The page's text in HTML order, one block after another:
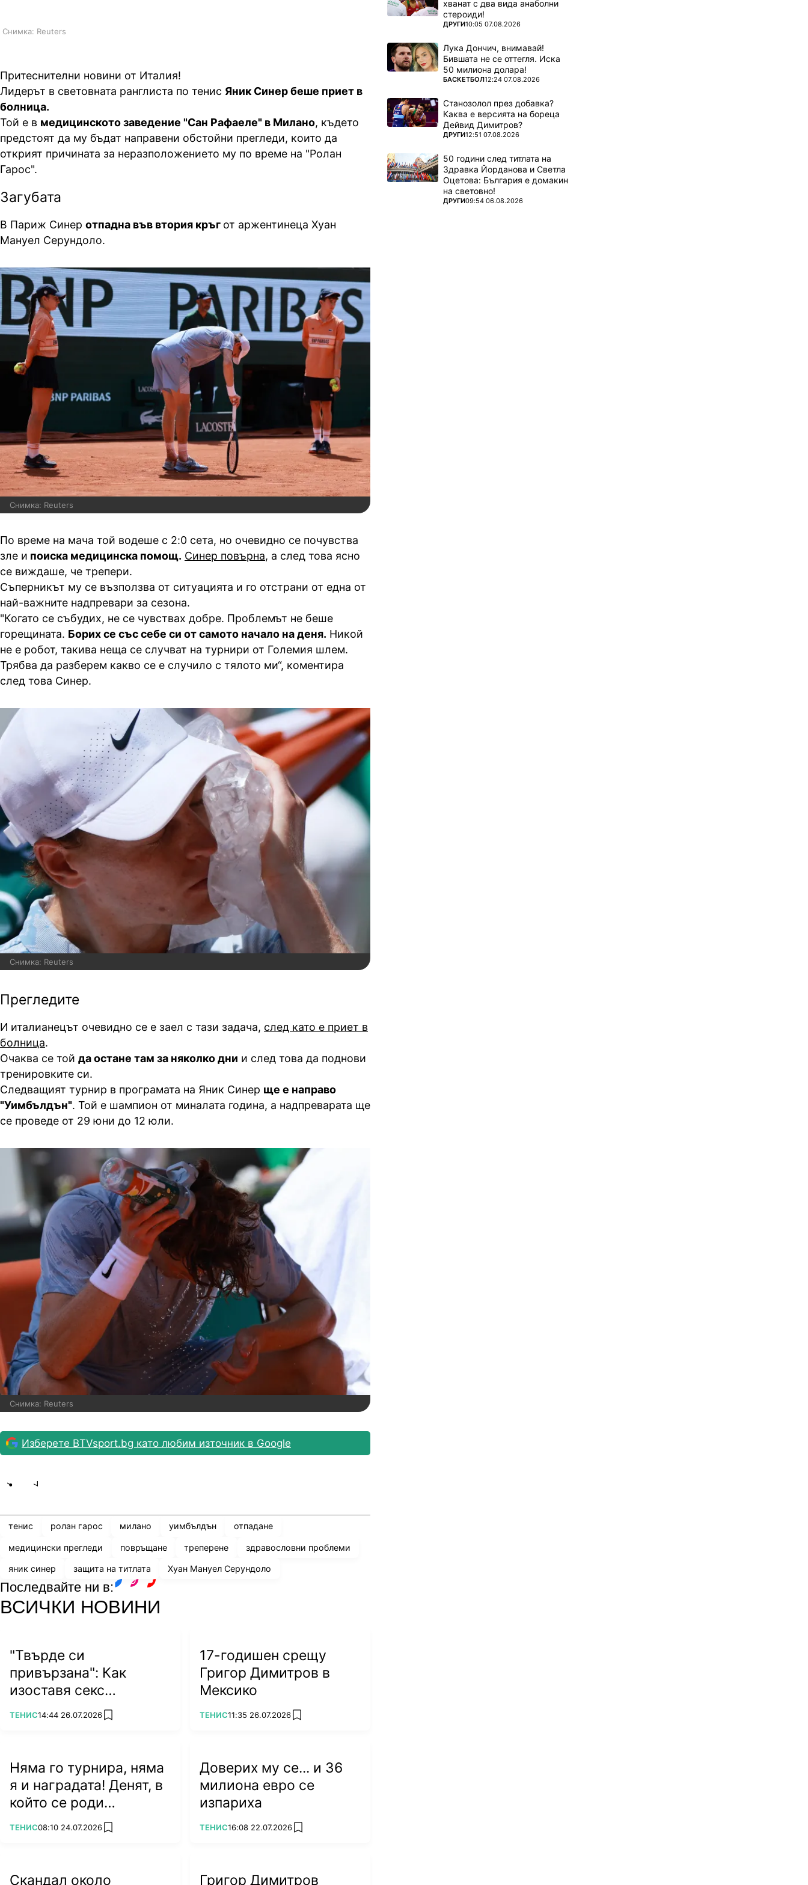
Снимка: Reuters
Притеснителни новини от Италия!
Лидерът в световната ранглиста по тенис Яник Синер беше приет в
болница.
Той е в медицинското заведение "Сан Рафаеле" в Милано, където
предстоят да му бъдат направени обстойни прегледи, които да
открият причината за неразположението му по време на "Ролан
Гарос".
Загубата
В Париж Синер отпадна във втория кръг от аржентинеца Хуан
Мануел Серундоло.
Снимка: Reuters
По време на мача той водеше с 2:0 сета, но очевидно се почувства
зле и поиска медицинска помощ. Синер повърна, а след това ясно
се виждаше, че трепери.
Съперникът му се възползва от ситуацията и го отстрани от една от
най-важните надпревари за сезона.
"Когато се събудих, не се чувствах добре. Проблемът не беше
горещината. Борих се със себе си от самото начало на деня. Никой
не е робот, такива неща се случват на турнири от Големия шлем.
Трябва да разберем какво се е случило с тялото ми“, коментира
след това Синер.
Снимка: Reuters
Прегледите
И италианецът очевидно се е заел с тази задача, след като е приет в
болница.
Очаква се той да остане там за няколко дни и след това да поднови
тренировките си.
Следващият турнир в програмата на Яник Синер ще е направо
"Уимбълдън". Той е шампион от миналата година, а надпреварата ще
се проведе от 29 юни до 12 юли.
Снимка: Reuters
Изберете BTVsport.bg като любим източник в Google
тенис ролан гарос милано уимбълдън отпадане
медицински прегледи повръщане треперене здравословни проблеми
яник синер защита на титлата Хуан Мануел Серундоло
Последвайте ни в:
ВСИЧКИ НОВИНИ
"Твърде си
привързана": Как
изоставя секс
символът на тениса?
ПОВЕЧЕ ОТ
ТЕНИС14:44 26.07.2026 add favorites
17-годишен срещу
Григор Димитров в
Мексико
ПОВЕЧЕ ОТ
ТЕНИС11:35 26.07.2026 add favorites
Няма го турнира, няма
я и наградата! Денят, в
който се роди
легендата Джокович
ПОВЕЧЕ ОТ
ТЕНИС08:10 24.07.2026 add favorites
Доверих му се... и 36
милиона евро се
изпариха
ПОВЕЧЕ ОТ
ТЕНИС16:08 22.07.2026 add favorites
Скандал около Григор Димитров
хванат с два вида анаболни
стероиди!
ПОВЕЧЕ ОТ
ДРУГИ10:05 07.08.2026
Лука Дончич, внимавай!
Бившата не се оттегля. Иска
50 милиона долара!
ПОВЕЧЕ ОТ
БАСКЕТБОЛ12:24 07.08.2026
Станозолол през добавка?
Каква е версията на бореца
Дейвид Димитров?
ПОВЕЧЕ ОТ
ДРУГИ12:51 07.08.2026
50 години след титлата на
Здравка Йорданова и Светла
Оцетова: България е домакин
на световно!
ПОВЕЧЕ ОТ
ДРУГИ09:54 06.08.2026